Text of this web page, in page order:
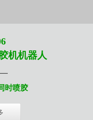
机机器人
时喷胶